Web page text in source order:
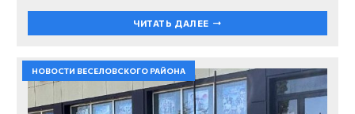
ЧИТАТЬ ДАЛЕЕ
НОВОСТИ ВЕСЕЛОВСКОГО РАЙОНА